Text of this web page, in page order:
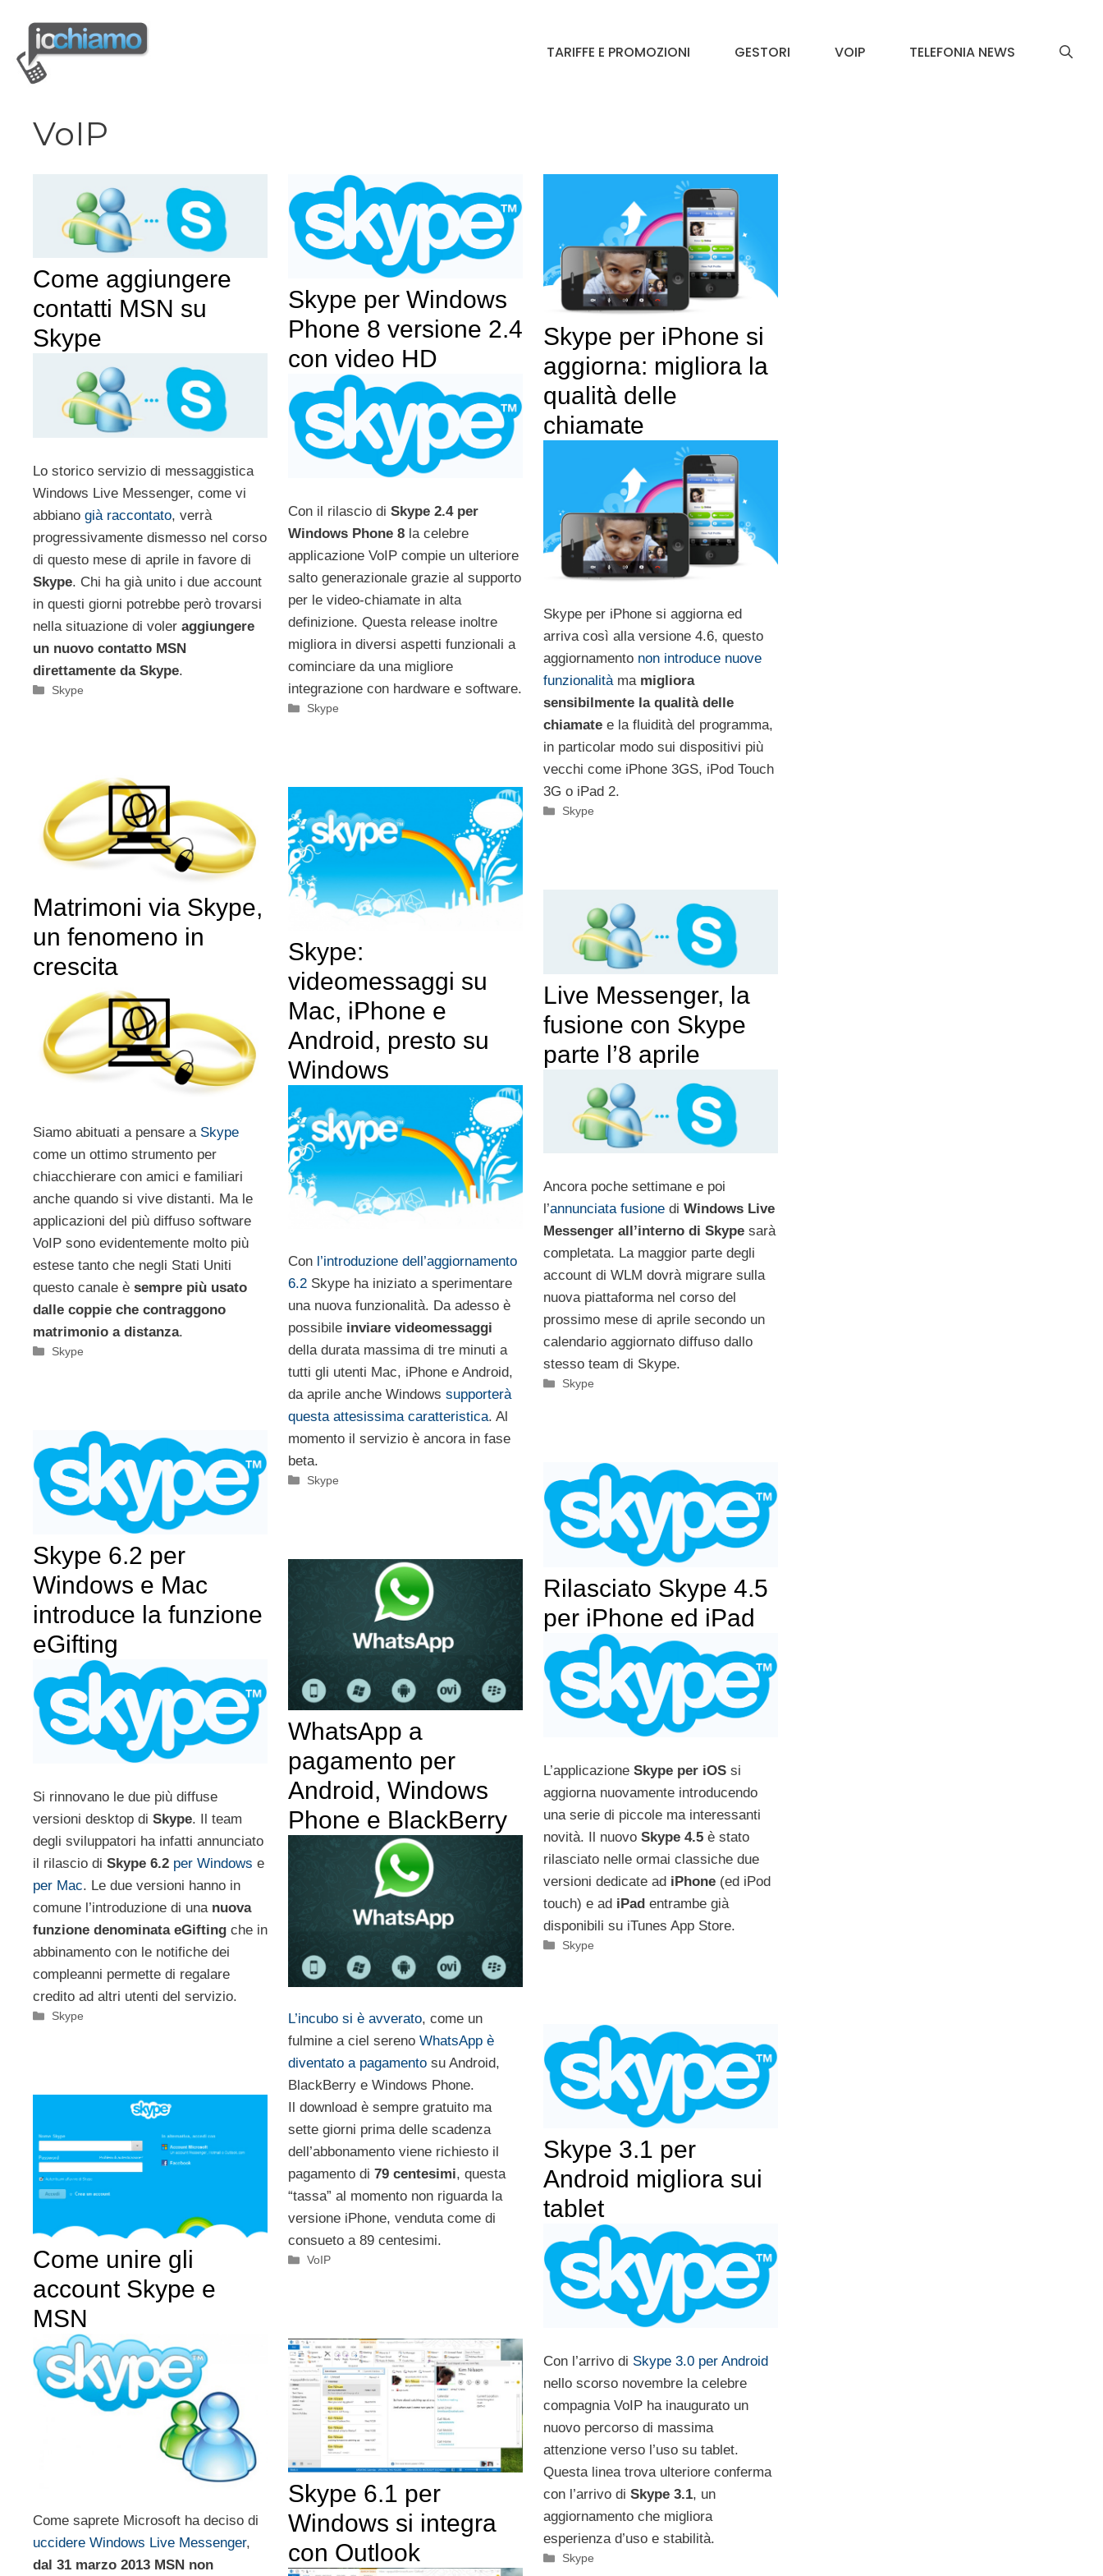
contenuto
TARIFFE E PROMOZIONI GESTORI VOIP TELEFONIA NEWS
VoIP
Come aggiungere
contatti MSN su
Skype
Lo storico servizio di messaggistica
Windows Live Messenger, come vi
abbiano già raccontato, verrà
progressivamente dismesso nel corso
di questo mese di aprile in favore di
Skype. Chi ha già unito i due account
in questi giorni potrebbe però trovarsi
nella situazione di voler aggiungere
un nuovo contatto MSN
direttamente da Skype.
Categorie
Skype
Skype per Windows
Phone 8 versione 2.4
con video HD
Con il rilascio di Skype 2.4 per
Windows Phone 8la celebre
applicazione VoIP compie un ulteriore
salto generazionale grazie al supporto
per le video-chiamate in alta
definizione. Questa release inoltre
migliora in diversi aspetti funzionali a
cominciare da una migliore
integrazione con hardware e software.
Categorie
Skype
Skype per iPhone si
aggiorna: migliora la
qualità delle
chiamate
Skype per iPhone si aggiorna ed
arriva così alla versione 4.6, questo
aggiornamento non introduce nuove
funzionalitàma migliora
sensibilmente la qualità delle
chiamatee la fluidità del programma,
in particolar modo sui dispositivi più
vecchi come iPhone 3GS, iPod Touch
3G o iPad 2.
Categorie
Skype
Matrimoni via Skype,
un fenomeno in
crescita
Siamo abituati a pensare a Skype
come un ottimo strumento per
chiacchierare con amici e familiari
anche quando si vive distanti. Ma le
applicazioni del più diffuso software
VoIP sono evidentemente molto più
estese tanto che negli Stati Uniti
questo canale è sempre più usato
dalle coppie che contraggono
matrimonio a distanza.
Categorie
Skype
Skype:
videomessaggi su
Mac, iPhone e
Android, presto su
Windows
Con l’introduzione dell’aggiornamento
6.2Skype ha iniziato a sperimentare
una nuova funzionalità. Da adesso è
possibileinviare videomessaggi
della durata massima di tre minuti a
tutti gli utenti Mac, iPhone e Android,
da aprile anche Windows supporterà
questa attesissima caratteristica. Al
momento il servizio è ancora in fase
beta.
Categorie
Skype
Live Messenger, la
fusione con Skype
parte l’8 aprile
Ancora poche settimane e poi
l’annunciata fusionedi Windows Live
Messenger all’interno di Skypesarà
completata. La maggior parte degli
account di WLM dovrà migrare sulla
nuova piattaforma nel corso del
prossimo mese di aprile secondo un
calendario aggiornato diffuso dallo
stesso team di Skype.
Categorie
Skype
Skype 6.2 per
Windows e Mac
introduce la funzione
eGifting
Si rinnovano le due più diffuse
versioni desktop di Skype. Il team
degli sviluppatori ha infatti annunciato
il rilascio di Skype 6.2 per Windows e
per Mac. Le due versioni hanno in
comune l’introduzione di una nuova
funzione denominata eGifting che in
abbinamento con le notifiche dei
compleanni permette di regalare
credito ad altri utenti del servizio.
Categorie
Skype
Rilasciato Skype 4.5
per iPhone ed iPad
L’applicazione Skype per iOSsi
aggiorna nuovamente introducendo
una serie di piccole ma interessanti
novità. Il nuovo Skype 4.5è stato
rilasciato nelle ormai classiche due
versioni dedicate ad iPhone(ed iPod
touch) e ad iPadentrambe già
disponibili su iTunes App Store.
Categorie
Skype
WhatsApp a
pagamento per
Android, Windows
Phone e BlackBerry
L’incubo si è avverato, come un
fulmine a ciel sereno WhatsApp è
diventato a pagamentosu Android,
BlackBerry e Windows Phone.
download è sempre gratuito ma
sette giorni prima delle scadenza
dell’abbonamento viene richiesto il
pagamento di 79 centesimi, questa
“tassa” al momento non riguarda la
versione iPhone, venduta come di
consueto a 89 centesimi.
Categorie
VoIP
Skype 3.1 per
Android migliora sui
tablet
Con l’arrivo di Skype 3.0 per Android
nello scorso novembre la celebre
compagnia VoIP ha inaugurato un
nuovo percorso di massima
attenzione verso l’uso su tablet.
Questa linea trova ulteriore conferma
con l’arrivo di Skype 3.1, un
aggiornamento che migliora
esperienza d’uso e stabilità.
Categorie
Skype
Come unire gli
account Skype e
MSN
Come saprete Microsoft ha deciso di
uccidere Windows Live Messenger,
dal 31 marzo 2013 MSN non
Skype 6.1 per
Windows si integra
con Outlook